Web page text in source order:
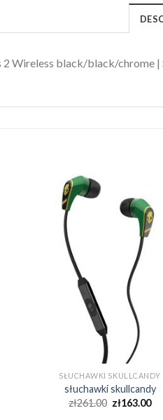
2 Wireless black/black/chrome
SŁUCHAWKI SKULLCANDY
słuchawki skullcandy
zł261.00 zł163.00